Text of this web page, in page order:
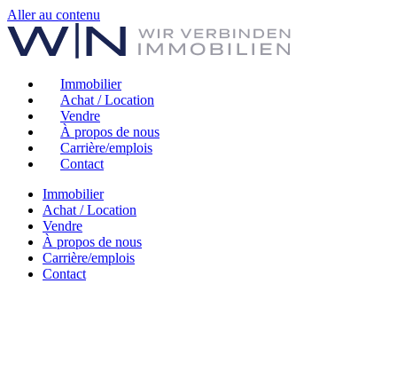
Aller au contenu
Immobilier
Achat / Location
Vendre
À propos de nous
Carrière/emplois
Contact
Immobilier
Achat / Location
Vendre
À propos de nous
Carrière/emplois
Contact